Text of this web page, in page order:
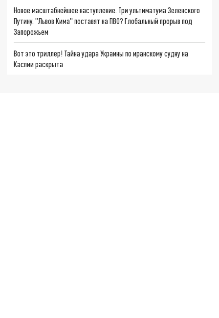
Новое масштабнейшее наступление. Три ультиматума Зеленского
Путину. "Львов Кима" поставят на ПВО? Глобальный прорыв под
Запорожьем
Вот это триллер! Тайна удара Украины по иранскому судну на
Каспии раскрыта